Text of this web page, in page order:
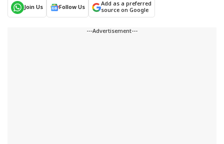
Join Us
Follow Us
Add as a preferred
source on Google
---Advertisement---